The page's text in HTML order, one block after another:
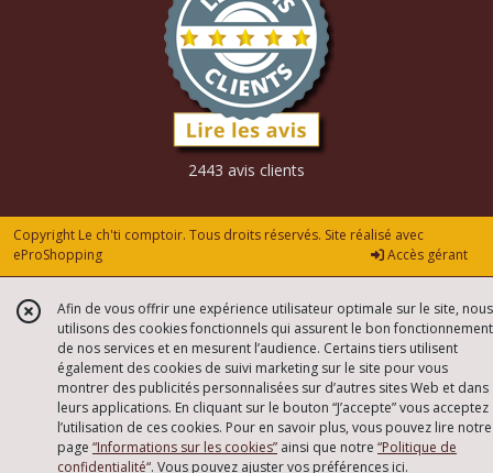
2443 avis clients
Copyright Le ch'ti comptoir. Tous droits réservés. Site réalisé avec
eProShopping
Accès gérant
Afin de vous offrir une expérience utilisateur optimale sur le site, nous
utilisons des cookies fonctionnels qui assurent le bon fonctionnement
de nos services et en mesurent l’audience. Certains tiers utilisent
également des cookies de suivi marketing sur le site pour vous
montrer des publicités personnalisées sur d’autres sites Web et dans
leurs applications. En cliquant sur le bouton “J’accepte” vous acceptez
l’utilisation de ces cookies. Pour en savoir plus, vous pouvez lire notre
page “Informations sur les cookies” ainsi que notre “Politique de
confidentialité“. Vous pouvez ajuster vos préférences ici.